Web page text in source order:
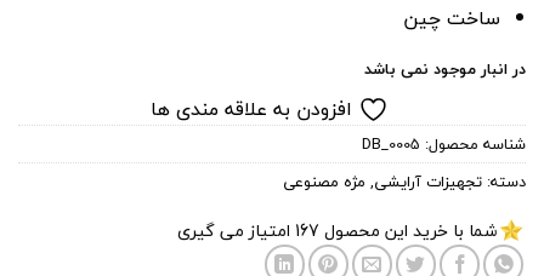
ساخت چین
در انبار موجود نمی باشد
افزودن به علاقه مندی ها
شناسه محصول: DB_0005
دسته: تجهیزات آرایشی, مژه مصنوعی
شما با خرید این محصول 167 امتیاز می گیری